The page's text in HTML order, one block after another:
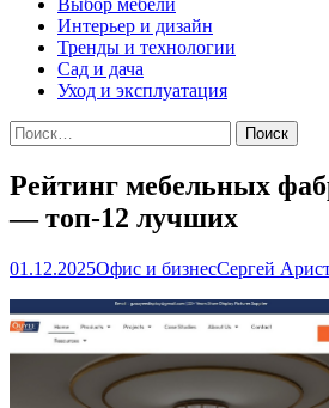
Выбор мебели
Интерьер и дизайн
Тренды и технологии
Сад и дача
Уход и эксплуатация
Найти:
Рейтинг мебельных
— топ-12 лучших
01.12.2025Офис и бизнесСергей